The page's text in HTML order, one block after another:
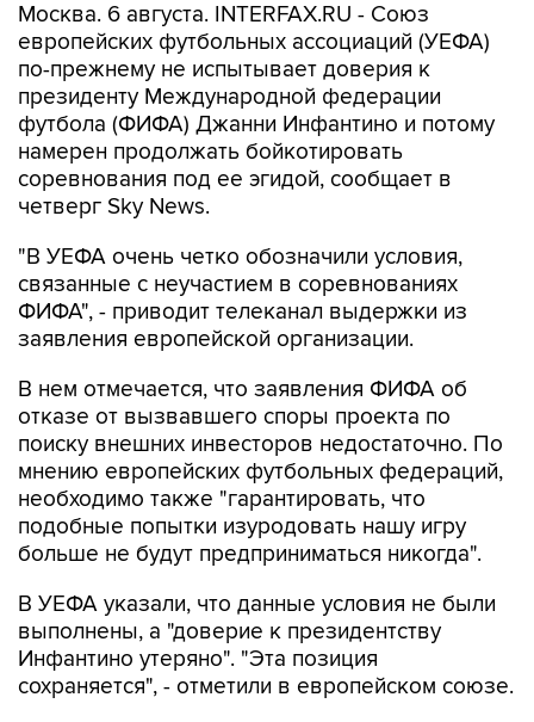
Москва. 6 августа. INTERFAX.RU - Союз
европейских футбольных ассоциаций (УЕФА)
по-прежнему не испытывает доверия к
президенту Международной федерации
футбола (ФИФА) Джанни Инфантино и потому
намерен продолжать бойкотировать
соревнования под ее эгидой, сообщает в
четверг Sky News.
"В УЕФА очень четко обозначили условия,
связанные с неучастием в соревнованиях
ФИФА", - приводит телеканал выдержки из
заявления европейской организации.
В нем отмечается, что заявления ФИФА об
отказе от вызвавшего споры проекта по
поиску внешних инвесторов недостаточно. По
мнению европейских футбольных федераций,
необходимо также "гарантировать, что
подобные попытки изуродовать нашу игру
больше не будут предприниматься никогда".
В УЕФА указали, что данные условия не были
выполнены, а "доверие к президентству
Инфантино утеряно". "Эта позиция
сохраняется", - отметили в европейском союзе.